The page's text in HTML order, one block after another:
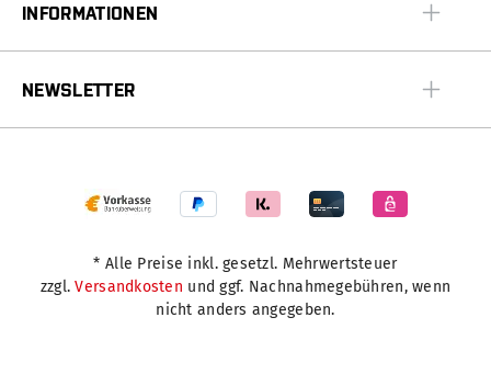
INFORMATIONEN
NEWSLETTER
* Alle Preise inkl. gesetzl. Mehrwertsteuer
zzgl.Versandkosten und ggf. Nachnahmegebühren, wenn
nicht anders angegeben.